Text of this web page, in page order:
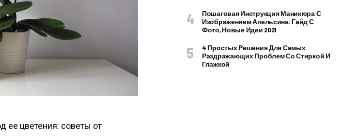
Пошаговая Инструкция Маникюра С
Изображением Апельсина: Гайд С
Фото, Новые Идеи 2021
4 Простых Решения Для Самых
Раздражающих Проблем Со Стиркой И
Глажкой